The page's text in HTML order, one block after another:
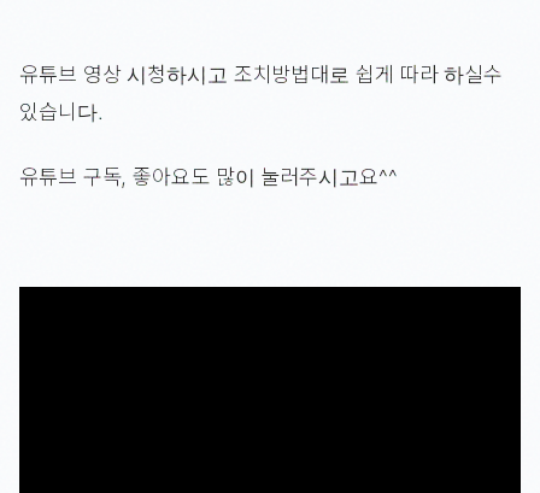
유튜브 영상 시청하시고 조치방법대로 쉽게 따라 하실수
있습니다.
유튜브 구독, 좋아요도 많이 눌러주시고요^^